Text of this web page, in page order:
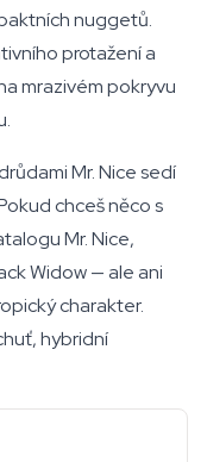
nuggetů.
protažení a
mrazivém pokryvu
Mr. Nice sedí
chceš něco s
Mr. Nice,
Widow — ale ani
charakter.
hybridní